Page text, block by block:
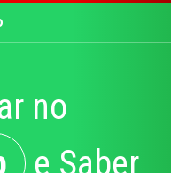
no
e Saber